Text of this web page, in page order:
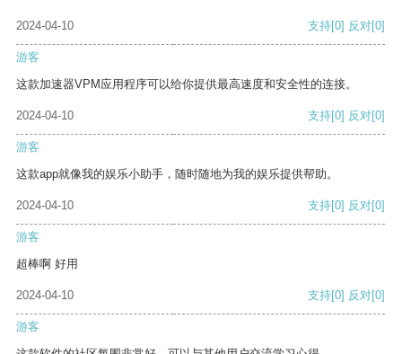
2024-04-10 支持[0] 反对[0]
游客
这款加速器VPM应用程序可以给你提供最高速度和安全性的连接。
2024-04-10 支持[0] 反对[0]
游客
这款app就像我的娱乐小助手，随时随地为我的娱乐提供帮助。
2024-04-10 支持[0] 反对[0]
游客
超棒啊 好用
2024-04-10 支持[0] 反对[0]
游客